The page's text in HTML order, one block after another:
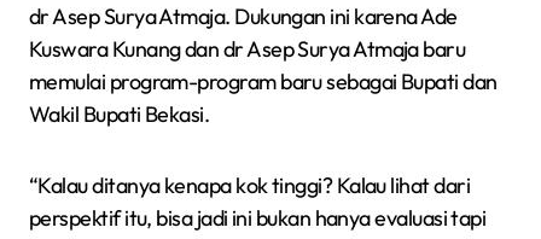
dr Asep Surya Atmaja. Dukungan ini karena Ade
Kuswara Kunang dan dr Asep Surya Atmaja baru
memulai program-program baru sebagai Bupati dan
Wakil Bupati Bekasi.
“Kalau ditanya kenapa kok tinggi? Kalau lihat dari
perspektif itu, bisa jadi ini bukan hanya evaluasi tapi